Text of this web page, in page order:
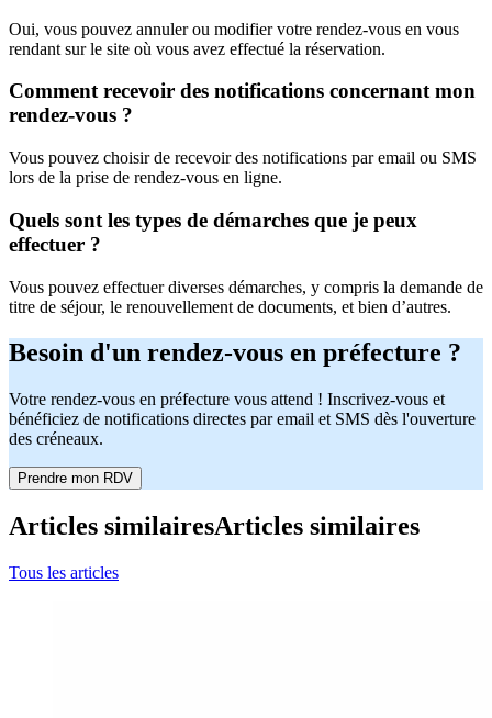
Oui, vous pouvez annuler ou modifier votre rendez-vous en vous
rendant sur le site où vous avez effectué la réservation.
Comment recevoir des notifications concernant mon
rendez-vous ?
Vous pouvez choisir de recevoir des notifications par email ou SMS
lors de la prise de rendez-vous en ligne.
Quels sont les types de démarches que je peux
effectuer ?
Vous pouvez effectuer diverses démarches, y compris la demande de
titre de séjour, le renouvellement de documents, et bien d’autres.
Besoin d'un rendez-vous en préfecture ?
Votre rendez-vous en préfecture vous attend ! Inscrivez-vous et
bénéficiez de notifications directes par email et SMS dès l'ouverture
des créneaux.
Prendre mon RDV
Articles similairesArticles similaires
Tous les articles